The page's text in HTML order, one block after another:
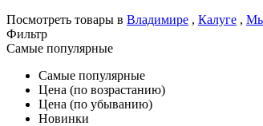
Посмотреть товары в Владимире , Калуге ,
Фильтр
Самые популярные
Самые популярные
Цена (по возрастанию)
Цена (по убыванию)
Новинки